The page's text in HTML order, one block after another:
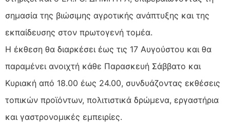
σημασία της βιώσιμης αγροτικής ανάπτυξης και της
εκπαίδευσης στον πρωτογενή τομέα.
Η έκθεση θα διαρκέσει έως τις 17 Αυγούστου και θα
παραμένει ανοιχτή κάθε Παρασκευή Σάββατο και
Κυριακή από 18.00 έως 24.00, συνδυάζοντας εκθέσεις
τοπικών προϊόντων, πολιτιστικά δρώμενα, εργαστήρια
και γαστρονομικές εμπειρίες.